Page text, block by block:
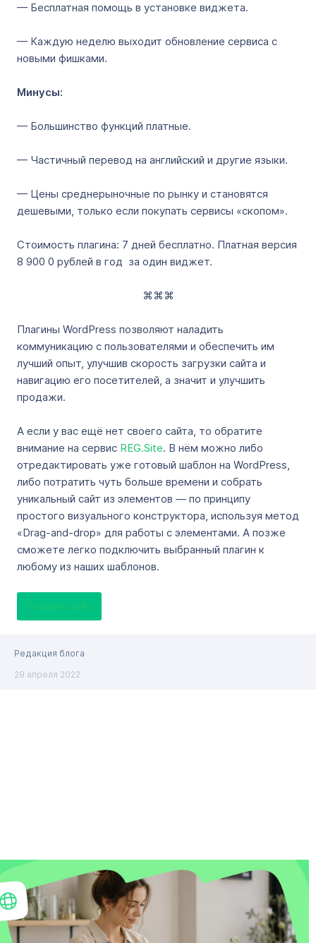
— Бесплатная помощь в установке виджета.
— Каждую неделю выходит обновление сервиса с
новыми фишками.
Минусы:
— Большинство функций платные.
— Частичный перевод на английский и другие языки.
— Цены среднерыночные по рынку и становятся
дешевыми, только если покупать сервисы «скопом».
Стоимость плагина: 7 дней бесплатно. Платная версия
8 900 0 рублей в год за один виджет.
⌘⌘⌘
Плагины WordPress позволяют наладить
коммуникацию с пользователями и обеспечить им
лучший опыт, улучшив скорость загрузки сайта и
навигацию его посетителей, а значит и улучшить
продажи.
А если у вас ещё нет своего сайта, то обратите
внимание на сервис REG.Site. В нём можно либо
отредактировать уже готовый шаблон на WordPress,
либо потратить чуть больше времени и собрать
уникальный сайт из элементов — по принципу
простого визуального конструктора, используя метод
«Drag-and-drop» для работы с элементами. А позже
сможете легко подключить выбранный плагин к
любому из наших шаблонов.
Создать сайт
Редакция блога
29 апреля 2022